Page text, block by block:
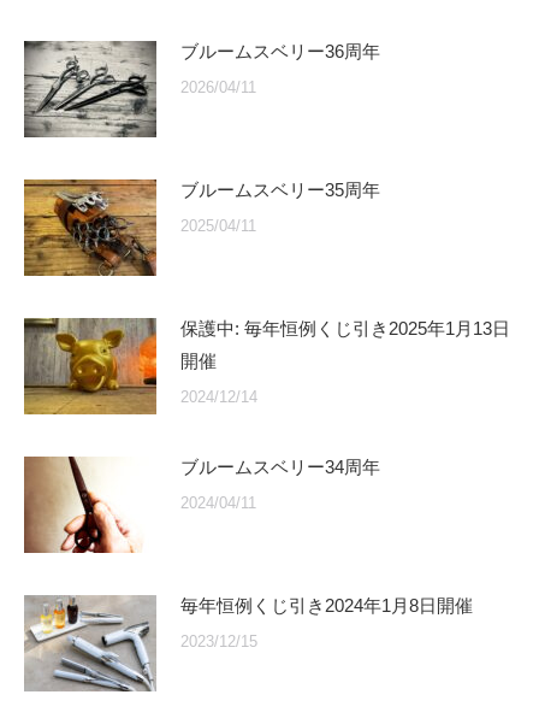
ブルームスベリー36周年
2026/04/11
ブルームスベリー35周年
2025/04/11
保護中: 毎年恒例くじ引き2025年1月13日
開催
2024/12/14
ブルームスベリー34周年
2024/04/11
毎年恒例くじ引き2024年1月8日開催
2023/12/15